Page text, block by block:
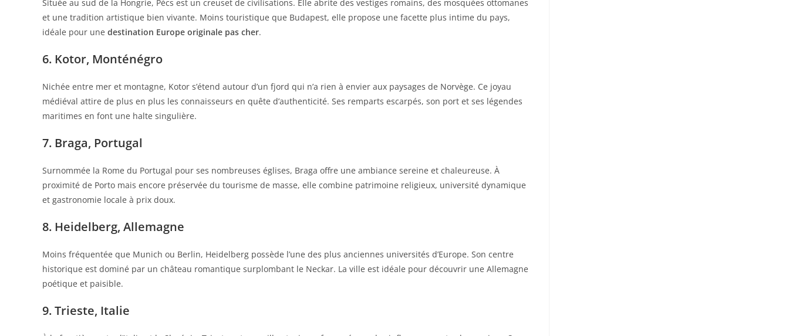
Située au sud de la Hongrie, Pécs est un creuset de civilisations. Elle abrite des vestiges romains, des mosquées ottomanes
et une tradition artistique bien vivante. Moins touristique que Budapest, elle propose une facette plus intime du pays,
idéale pour une destination Europe originale pas cher.
6. Kotor, Monténégro
Nichée entre mer et montagne, Kotor s’étend autour d’un fjord qui n’a rien à envier aux paysages de Norvège. Ce joyau
médiéval attire de plus en plus les connaisseurs en quête d’authenticité. Ses remparts escarpés, son port et ses légendes
maritimes en font une halte singulière.
7. Braga, Portugal
Surnommée la Rome du Portugal pour ses nombreuses églises, Braga offre une ambiance sereine et chaleureuse. À
proximité de Porto mais encore préservée du tourisme de masse, elle combine patrimoine religieux, université dynamique
et gastronomie locale à prix doux.
8. Heidelberg, Allemagne
Moins fréquentée que Munich ou Berlin, Heidelberg possède l’une des plus anciennes universités d’Europe. Son centre
historique est dominé par un château romantique surplombant le Neckar. La ville est idéale pour découvrir une Allemagne
poétique et paisible.
9. Trieste, Italie